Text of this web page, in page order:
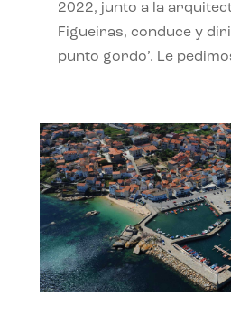
2022, junto a la
Figueiras, conduce y
punto gordo’. Le